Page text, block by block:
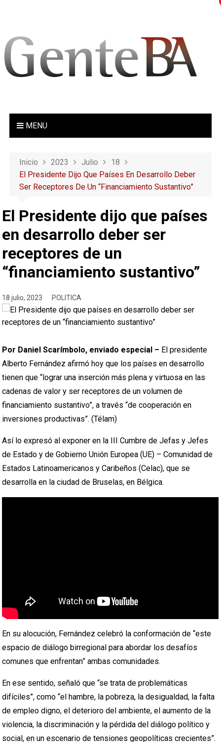
MENU
Inicio 2023 Julio
18
El Presidente Dijo Que Países En Desarrollo Deber
Ser Receptores De Un “financiamiento Sustantivo”
El Presidente dijo que países
en desarrollo deber ser
receptores de un
“financiamiento sustantivo”
18 julio, 2023 POLITICA
Por Daniel Scarímbolo, enviado especial – El presidente
Alberto Fernández afirmó hoy que los países en desarrollo
tienen que “lograr una inserción más plena y virtuosa en las
cadenas de valor y ser receptores de un volumen de
financiamiento sustantivo”, a través “de cooperación en
inversiones productivas”. (Télam)
Así lo expresó al exponer en la III Cumbre de Jefas y Jefes
de Estado y de Gobierno Unión Europea (UE) – Comunidad de
Estados Latinoamericanos y Caribeños (Celac), que se
desarrolla en la ciudad de Bruselas, en Bélgica.
En su alocución, Fernández celebró la conformación de “este
espacio de diálogo birregional para abordar los desafíos
comunes que enfrentan” ambas comunidades.
En ese sentido, señaló que “se trata de problemáticas
difíciles”, como “el hambre, la pobreza, la desigualdad, la falta
de empleo digno, el deterioro del ambiente, el aumento de la
violencia, la discriminación y la pérdida del diálogo político y
social, en un escenario de tensiones geopolíticas crecientes”.